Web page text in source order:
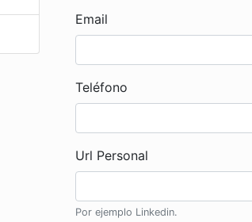
Email
Teléfono
Url Personal
Por ejemplo Linkedin.